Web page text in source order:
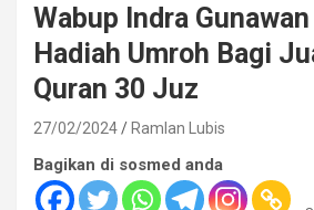
Wabup Indra
Hadiah Umroh Bagi
Quran 30 Juz
27/02/2024 Ramlan Lubis
Bagikan di sosmed anda